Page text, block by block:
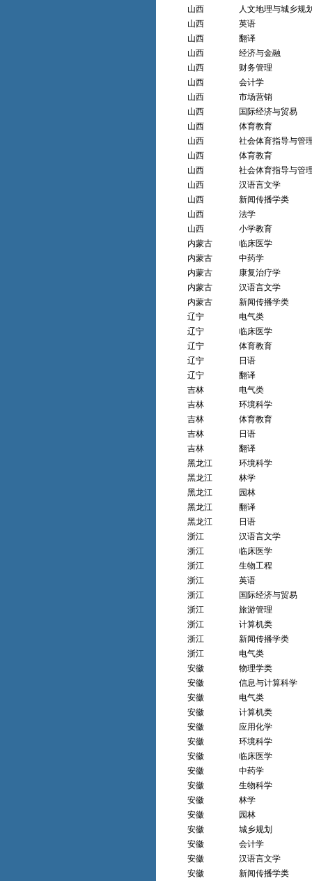
山西
人文地理与城乡规
山西
英语
山西
翻译
山西
经济与金融
山西
财务管理
山西
会计学
山西
市场营销
山西
国际经济与贸易
山西
体育教育
山西
社会体育指导与管
山西
体育教育
山西
社会体育指导与管
山西
汉语言文学
山西
新闻传播学类
山西
法学
山西
小学教育
内蒙古
临床医学
内蒙古
中药学
内蒙古
康复治疗学
内蒙古
汉语言文学
内蒙古
新闻传播学类
辽宁
电气类
辽宁
临床医学
辽宁
体育教育
辽宁
日语
辽宁
翻译
吉林
电气类
吉林
环境科学
吉林
体育教育
吉林
日语
吉林
翻译
黑龙江
环境科学
黑龙江
林学
黑龙江
园林
黑龙江
翻译
黑龙江
日语
浙江
汉语言文学
浙江
临床医学
浙江
生物工程
浙江
英语
浙江
国际经济与贸易
浙江
旅游管理
浙江
计算机类
浙江
新闻传播学类
浙江
电气类
安徽
物理学类
安徽
信息与计算科学
安徽
电气类
安徽
计算机类
安徽
应用化学
安徽
环境科学
安徽
临床医学
安徽
中药学
安徽
生物科学
安徽
林学
安徽
园林
安徽
城乡规划
安徽
会计学
安徽
汉语言文学
安徽
新闻传播学类